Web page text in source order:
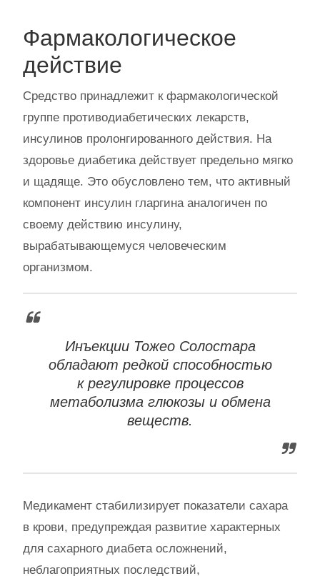
Фармакологическое
действие
Средство принадлежит к фармакологической
группе противодиабетических лекарств,
инсулинов пролонгированного действия. На
здоровье диабетика действует предельно мягко
и щадяще. Это обусловлено тем, что активный
компонент инсулин гларгина аналогичен по
своему действию инсулину,
вырабатывающемуся человеческим
организмом.
Инъекции Тожео Солостара
обладают редкой способностью
к регулировке процессов
метаболизма глюкозы и обмена
веществ.
Медикамент стабилизирует показатели сахара
в крови, предупреждая развитие характерных
для сахарного диабета осложнений,
неблагоприятных последствий,